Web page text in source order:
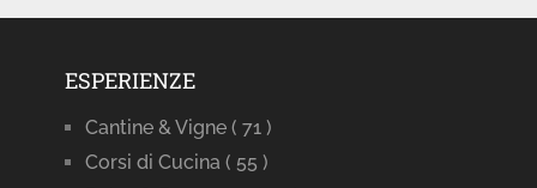
ESPERIENZE
Cantine & Vigne ( 71 )
Corsi di Cucina ( 55 )